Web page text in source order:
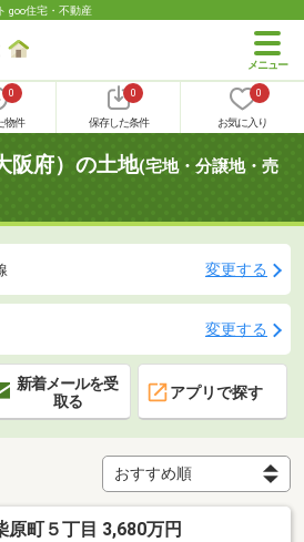
goo住宅・不動産
0
物件
0
保存した条件
0
お気に入り
阪府）の土地(宅地・分譲地・売
変更する
変更する
新着メールを受
取る
アプリで探す
原町５丁目 3,680万円